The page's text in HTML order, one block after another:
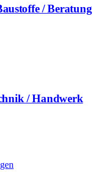
/ Beratung
/ Handwerk